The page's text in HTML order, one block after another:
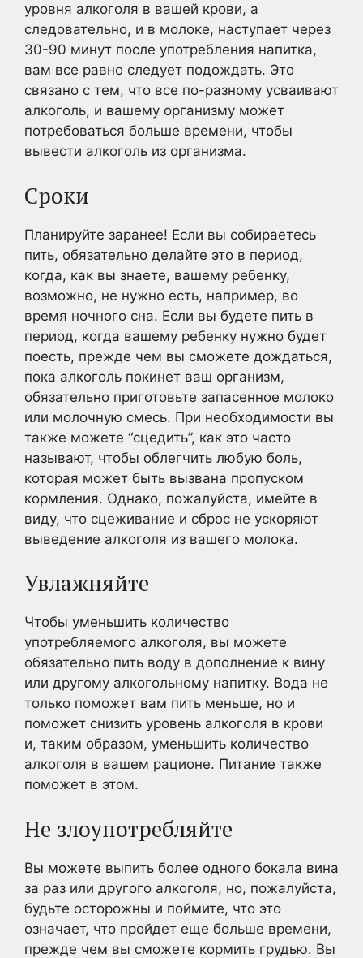
уровня алкоголя в вашей крови, а
следовательно, и в молоке, наступает через
30-90 минут после употребления напитка,
вам все равно следует подождать. Это
связано с тем, что все по-разному усваивают
алкоголь, и вашему организму может
потребоваться больше времени, чтобы
вывести алкоголь из организма.
Сроки
Планируйте заранее! Если вы собираетесь
пить, обязательно делайте это в период,
когда, как вы знаете, вашему ребенку,
возможно, не нужно есть, например, во
время ночного сна. Если вы будете пить в
период, когда вашему ребенку нужно будет
поесть, прежде чем вы сможете дождаться,
пока алкоголь покинет ваш организм,
обязательно приготовьте запасенное молоко
или молочную смесь. При необходимости вы
также можете “сцедить”, как это часто
называют, чтобы облегчить любую боль,
которая может быть вызвана пропуском
кормления. Однако, пожалуйста, имейте в
виду, что сцеживание и сброс не ускоряют
выведение алкоголя из вашего молока.
Увлажняйте
Чтобы уменьшить количество
употребляемого алкоголя, вы можете
обязательно пить воду в дополнение к вину
или другому алкогольному напитку. Вода не
только поможет вам пить меньше, но и
поможет снизить уровень алкоголя в крови
и, таким образом, уменьшить количество
алкоголя в вашем рационе. Питание также
поможет в этом.
Не злоупотребляйте
Вы можете выпить более одного бокала вина
за раз или другого алкоголя, но, пожалуйста,
будьте осторожны и поймите, что это
означает, что пройдет еще больше времени,
прежде чем вы сможете кормить грудью. Вы